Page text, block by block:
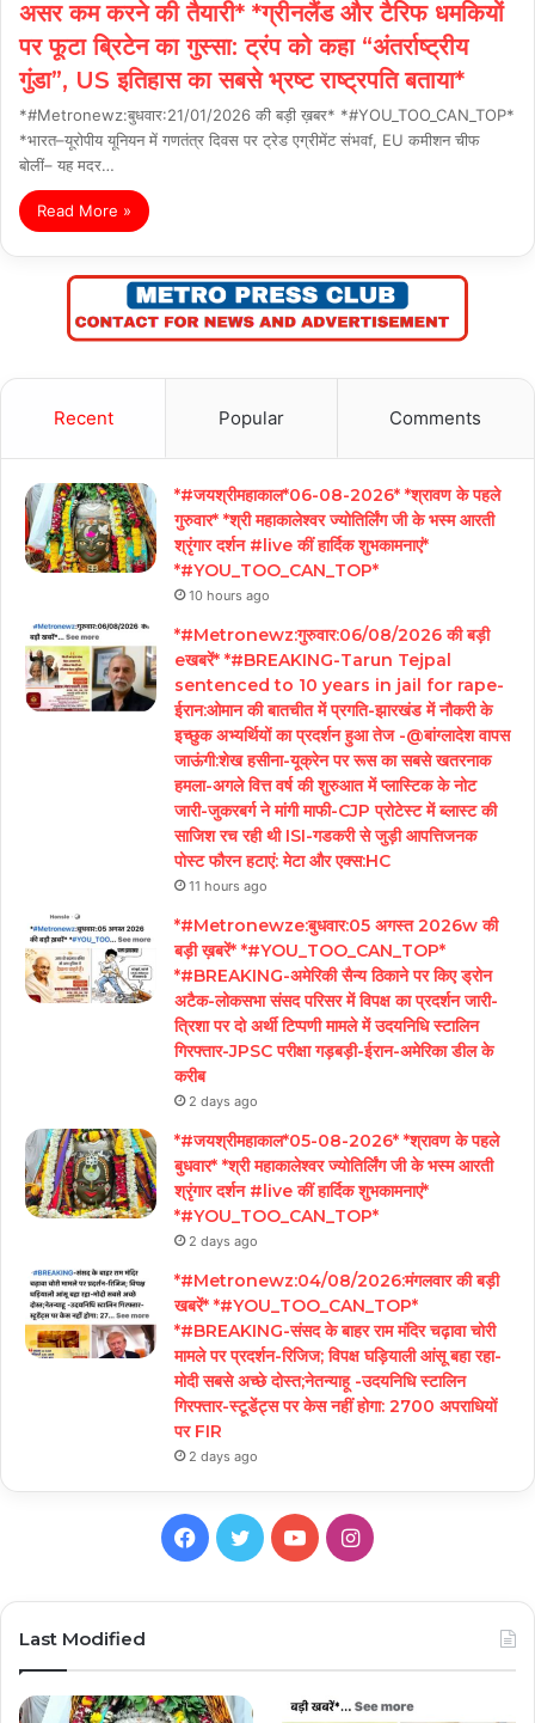
असर कम करने की तैयारी* *ग्रीनलैंड और टैरिफ धमकियों
पर फूटा ब्रिटेन का गुस्सा: ट्रंप को कहा “अंतर्राष्ट्रीय
गुंडा”, US इतिहास का सबसे भ्रष्ट राष्ट्रपति बताया*
*#Metronewz:बुधवार:21/01/2026 की बड़ी ख़बर* *#YOU_TOO_CAN_TOP*
*भारत–यूरोपीय यूनियन में गणतंत्र दिवस पर ट्रेड एग्रीमेंट संभवf, EU कमीशन चीफ
बोलीं– यह मदर…
Read More »
Recent Popular Comments
*#जयश्रीमहाकाल*06-08-2026* *श्रावण के पहले
गुरुवार* *श्री महाकालेश्वर ज्योतिर्लिंग जी के भस्म आरती
श्रृंगार दर्शन #live कीं हार्दिक शुभकामनाएं*
*#YOU_TOO_CAN_TOP*
10 hours ago
*#Metronewz:गुरुवार:06/08/2026 की बड़ी
eखबरें* *#BREAKING-Tarun Tejpal
sentenced to 10 years in jail for rape-
ईरान:ओमान की बातचीत में प्रगति-झारखंड में नौकरी के
इच्छुक अभ्यर्थियों का प्रदर्शन हुआ तेज -@बांग्लादेश वापस
जाऊंगी:शेख हसीना-यूक्रेन पर रूस का सबसे खतरनाक
हमला-अगले वित्त वर्ष की शुरुआत में प्लास्टिक के नोट
जारी-जुकरबर्ग ने मांगी माफी-CJP प्रोटेस्ट में ब्लास्ट की
साजिश रच रही थी ISI-गडकरी से जुड़ी आपत्तिजनक
पोस्ट फौरन हटाएं: मेटा और एक्स:HC
11 hours ago
*#Metronewze:बुधवार:05 अगस्त 2026w की
बड़ी ख़बरें* *#YOU_TOO_CAN_TOP*
*#BREAKING-अमेरिकी सैन्य ठिकाने पर किए ड्रोन
अटैक-लोकसभा संसद परिसर में विपक्ष का प्रदर्शन जारी-
त्रिशा पर दो अर्थी टिप्पणी मामले में उदयनिधि स्टालिन
गिरफ्तार-JPSC परीक्षा गड़बड़ी-ईरान-अमेरिका डील के
करीब
2 days ago
*#जयश्रीमहाकाल*05-08-2026* *श्रावण के पहले
बुधवार* *श्री महाकालेश्वर ज्योतिर्लिंग जी के भस्म आरती
श्रृंगार दर्शन #live कीं हार्दिक शुभकामनाएं*
*#YOU_TOO_CAN_TOP*
2 days ago
*#Metronewz:04/08/2026:मंगलवार की बड़ी
खबरें* *#YOU_TOO_CAN_TOP*
*#BREAKING-संसद के बाहर राम मंदिर चढ़ावा चोरी
मामले पर प्रदर्शन-रिजिज; विपक्ष घड़ियाली आंसू बहा रहा-
मोदी सबसे अच्छे दोस्त;नेतन्याहू -उदयनिधि स्टालिन
गिरफ्तार-स्टूडेंट्स पर केस नहीं होगा: 2700 अपराधियों
पर FIR
2 days ago
Facebook
TwitterYouTubeInstagram
Last Modified